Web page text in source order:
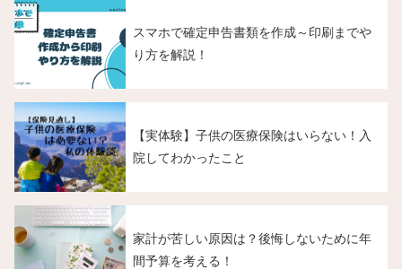
スマホで確定申告書類を作成～印刷までや
り方を解説！
【実体験】子供の医療保険はいらない！入
院してわかったこと
家計が苦しい原因は？後悔しないために年
間予算を考える！